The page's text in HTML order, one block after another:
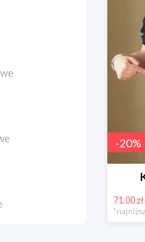
-20%
71.00 zł